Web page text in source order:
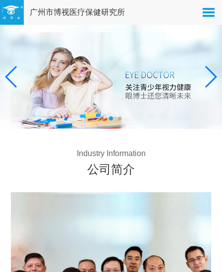
广州市博视医疗保健研究所
Industry Information
公司简介